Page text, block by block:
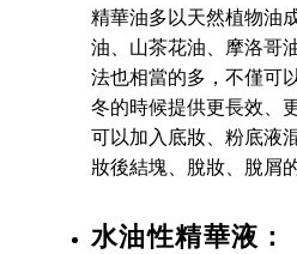
精華油多以天然植物油
油、山茶花油、摩洛哥
法也相當的多，不僅可
冬的時候提供更長效、
可以加入底妝、粉底液
妝後結塊、脫妝、脫屑
水油性精華液：